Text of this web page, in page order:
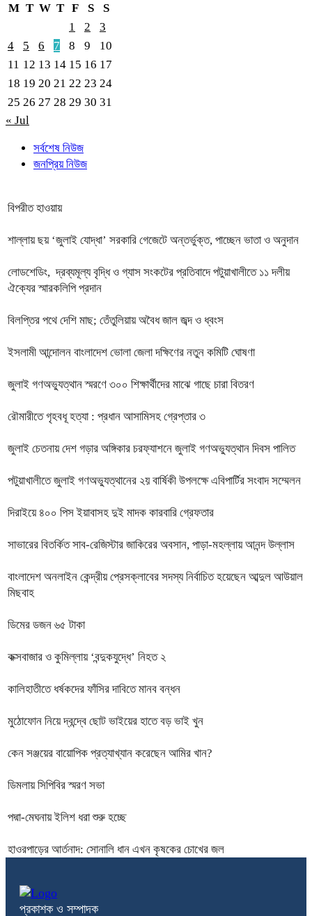
M T W T F S
S
1
2
3
4
5 6 7 8 9
10
11 12 13 14 15 16 17
18 19 20 21 22 23 24
25 26 27 28 29 30 31
« Jul
সর্বশেষ নিউজ
জনপ্রিয় নিউজ
বিপরীত হাওয়ায়
শাল্লায় ছয় ‘জুলাই যোদ্ধা’ সরকারি গেজেটে অন্তর্ভুক্ত, পাচ্ছেন ভাতা ও অনুদান
লোডশেডিং, দ্রব্যমূল্য বৃদ্ধি ও গ্যাস সংকটের প্রতিবাদে পটুয়াখালীতে ১১ দলীয়
ঐক্যের স্মারকলিপি প্রদান
বিলপ্তির পথে দেশি মাছ; তেঁতুলিয়ায় অবৈধ জাল জব্দ ও ধ্বংস
ইসলামী আন্দোলন বাংলাদেশ ভোলা জেলা দক্ষিণের নতুন কমিটি ঘোষণা
জুলাই গণঅভ্যুত্থান স্মরণে ৩০০ শিক্ষার্থীদের মাঝে গাছে চারা বিতরণ
রৌমারীতে গৃহবধূ হত্যা : প্রধান আসামিসহ গ্রেপ্তার ৩
জুলাই চেতনায় দেশ গড়ার অঙ্গিকার চরফ্যাশনে জুলাই গণঅভ্যুত্থান দিবস পালিত
পটুয়াখালীতে জুলাই গণঅভ্যুত্থানের ২য় বার্ষিকী উপলক্ষে এবিপার্টির সংবাদ সম্মেলন
দিরাইয়ে ৪০০ পিস ইয়াবাসহ দুই মাদক কারবারি গ্রেফতার
সাভারের বিতর্কিত সাব-রেজিস্টার জাকিরের অবসান, পাড়া-মহল্লায় আনন্দ উল্লাস
বাংলাদেশ অনলাইন কেন্দ্রীয় প্রেসক্লাবের সদস্য নির্বাচিত হয়েছেন আব্দুল আউয়াল
মিছবাহ
ডিমের ডজন ৬৫ টাকা
কক্সবাজার ও কুমিল্লায় ‘বন্দুকযুদ্ধে’ নিহত ২
কালিহাতীতে ধর্ষকদের ফাঁসির দাবিতে মানব বন্ধন
মুঠোফোন নিয়ে দ্বন্দ্বে ছোট ভাইয়ের হাতে বড় ভাই খুন
কেন সঞ্জয়ের বায়োপিক প্রত্যাখ্যান করেছেন আমির খান?
ডিমলায় সিপিবির স্মরণ সভা
পদ্মা-মেঘনায় ইলিশ ধরা শুরু হচ্ছে
হাওরপাড়ের আর্তনাদ: সোনালি ধান এখন কৃষকের চোখের জল
প্রকাশক ও সম্পাদক